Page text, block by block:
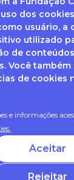
dos
usuário, a
utilizado
de
Você
de cookies
e informações
Aceitar
Rejeitar
Privacidade de
(encarregado de